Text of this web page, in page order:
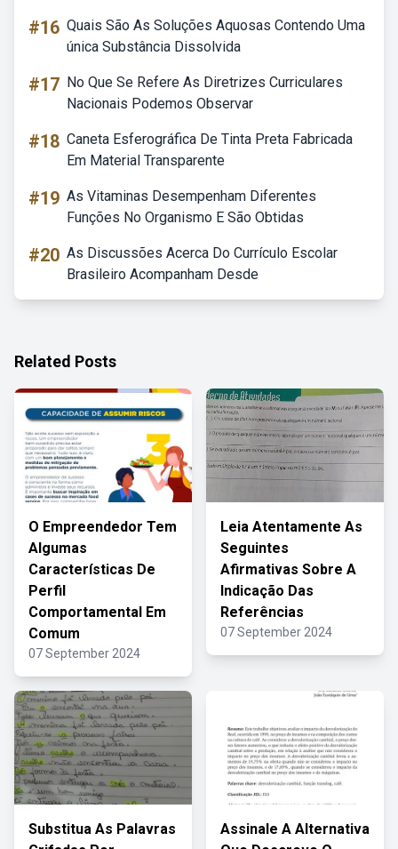
#16 Quais São As Soluções Aquosas Contendo Uma
única Substância Dissolvida
#17 No Que Se Refere As Diretrizes Curriculares
Nacionais Podemos Observar
#18 Caneta Esferográfica De Tinta Preta Fabricada
Em Material Transparente
#19 As Vitaminas Desempenham Diferentes
Funções No Organismo E São Obtidas
#20 As Discussões Acerca Do Currículo Escolar
Brasileiro Acompanham Desde
Related Posts
O Empreendedor Tem
Algumas
Características De
Perfil
Comportamental Em
Comum
07 September 2024
Leia Atentamente As
Seguintes
Afirmativas Sobre A
Indicação Das
Referências
07 September 2024
Substitua As Palavras
Assinale A Alternativa